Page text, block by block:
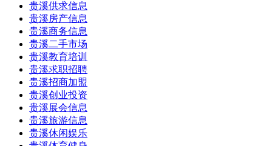
贵溪供求信息
贵溪房产信息
贵溪商务信息
贵溪二手市场
贵溪教育培训
贵溪求职招聘
贵溪招商加盟
贵溪创业投资
贵溪展会信息
贵溪旅游信息
贵溪休闲娱乐